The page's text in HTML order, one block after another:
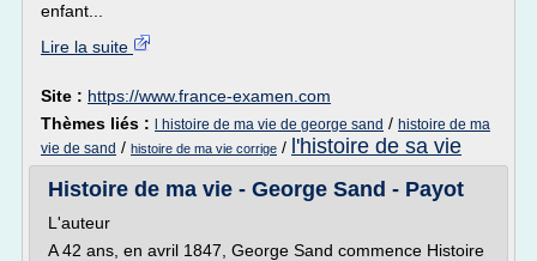
enfant...
Lire la suite
Site : https://www.france-examen.com
Thèmes liés :
l histoire de ma vie de george sand / histoire de ma
vie de sand / histoire de ma vie corrige / l'histoire de sa vie
Histoire de ma vie - George Sand - Payot
L'auteur
A 42 ans, en avril 1847, George Sand commence Histoire